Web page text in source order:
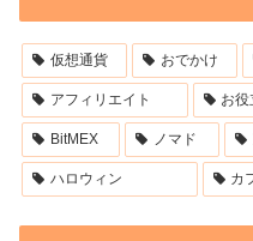
仮想通貨 おでかけ
アフィリエイト お役
BitMEX ノマド
ハロウィン カ